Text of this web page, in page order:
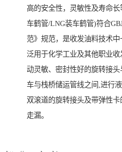
高的安全性，灵敏性及寿命
车鹤管/LNG装车鹤管)符合
范》规范，是收发油料技术
泛用于化学工业及其他职业
动灵敏、密封性好的旋转接
车与栈桥储运管线之间,进行
双滚道的旋转接头及带弹性
走漏。